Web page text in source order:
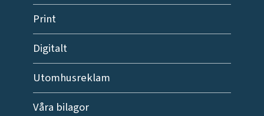
Print
Digitalt
Utomhusreklam
Våra bilagor